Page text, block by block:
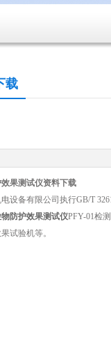
载
果测试仪资料下载
设备有限公司执行GB/T
防护效果测试仪PFY-01检
试验机等。